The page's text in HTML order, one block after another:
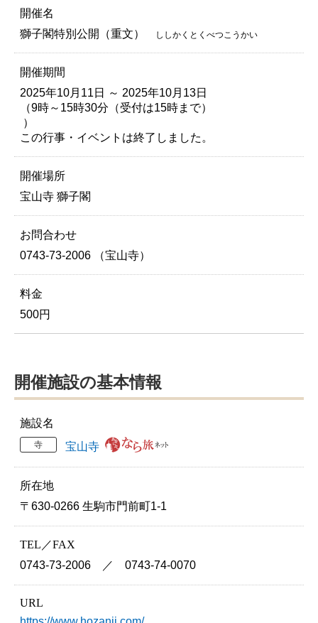
開催名
獅子閣特別公開（重文）
ししかくとくべつこうかい
開催期間
2025年10月11日 ～ 2025年10月13日
（9時～15時30分（受付は15時まで）
）
この行事・イベントは終了しました。
開催場所
宝山寺 獅子閣
お問合わせ
0743-73-2006 （宝山寺）
料金
500円
開催施設の基本情報
施設名
寺 宝山寺
所在地
〒630-0266 生駒市門前町1-1
TEL／FAX
0743-73-2006 ／ 0743-74-0070
URL